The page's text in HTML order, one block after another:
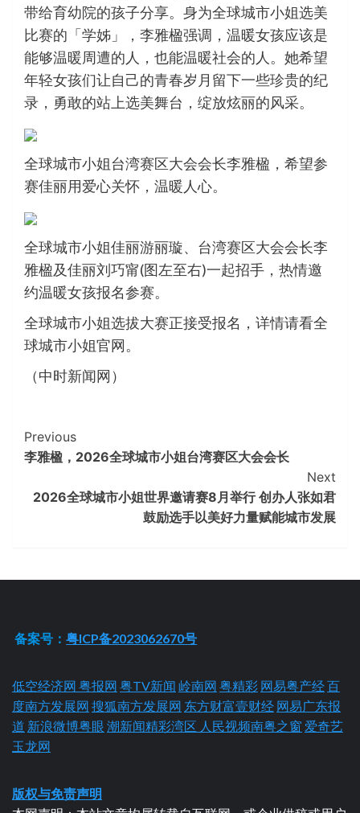
带给育幼院的孩子分享。身为全球城市小姐选美
比赛的「学姊」，李雅楹强调，温暖女孩应该是
能够温暖周遭的人，也能温暖社会的人。她希望
年轻女孩们让自己的青春岁月留下一些珍贵的纪
录，勇敢的站上选美舞台，绽放炫丽的风采。
全球城市小姐台湾赛区大会会长李雅楹，希望参
赛佳丽用爱心关怀，温暖人心。
全球城市小姐佳丽游丽璇、台湾赛区大会会长李
雅楹及佳丽刘巧甯(图左至右)一起招手，热情邀
约温暖女孩报名参赛。
全球城市小姐选拔大赛正接受报名，详情请看全
球城市小姐官网。
（中时新闻网）
Continue
Reading
Previous
李雅楹，2026全球城市小姐台湾赛区大会会长
Next
2026全球城市小姐世界邀请赛8月举行 创办人张如君
鼓励选手以美好力量赋能城市发展
备案号：粤ICP备2023062670号
低空经济网 粤报网 粤TV新闻 岭南网 粤精彩 网易粤产经百
度南方发展网 搜狐南方发展网 东方财富壹财经 网易广东报
道 新浪微博粤眼 潮新闻精彩湾区 人民视频南粤之窗 爱奇艺
玉龙网
版权与免责声明